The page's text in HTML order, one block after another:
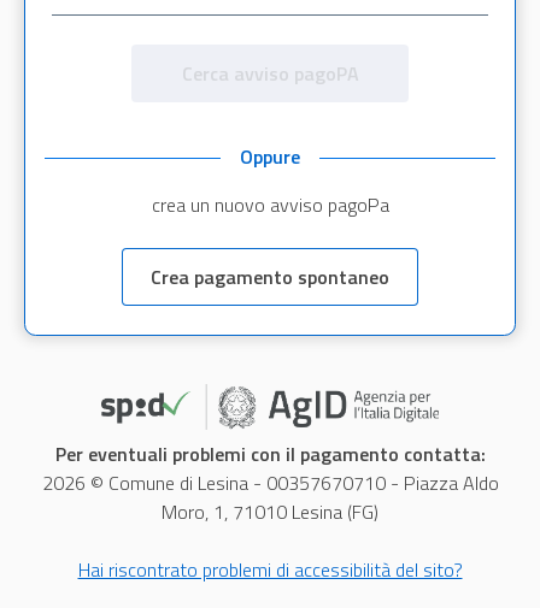
Cerca avviso pagoPA
Oppure
crea un nuovo avviso pagoPa
Crea pagamento spontaneo
Per eventuali problemi con il pagamento contatta:
2026 © Comune di Lesina - 00357670710 - Piazza Aldo
Moro, 1, 71010 Lesina (FG)
Hai riscontrato problemi di accessibilità del sito?